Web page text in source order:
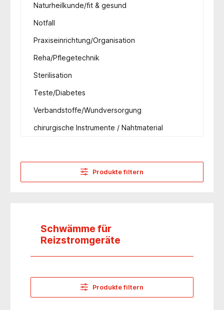
Naturheilkunde/fit & gesund
Notfall
Praxiseinrichtung/Organisation
Reha/Pflegetechnik
Sterilisation
Teste/Diabetes
Verbandstoffe/Wundversorgung
chirurgische Instrumente / Nahtmaterial
Produkte filtern
Schwämme für
Reizstromgeräte
Produkte filtern